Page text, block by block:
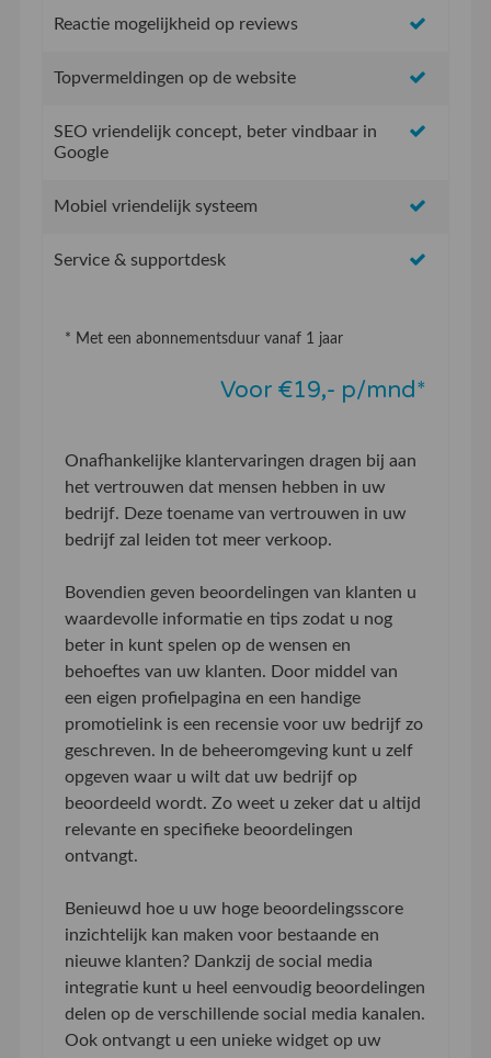
Reactie mogelijkheid op reviews
Topvermeldingen op de website
SEO vriendelijk concept, beter vindbaar in
Google
Mobiel vriendelijk systeem
Service & supportdesk
* Met een abonnementsduur vanaf 1 jaar
Voor €19,- p/mnd*
Onafhankelijke klantervaringen dragen bij aan
het vertrouwen dat mensen hebben in uw
bedrijf. Deze toename van vertrouwen in uw
bedrijf zal leiden tot meer verkoop.
Bovendien geven beoordelingen van klanten u
waardevolle informatie en tips zodat u nog
beter in kunt spelen op de wensen en
behoeftes van uw klanten. Door middel van
een eigen profielpagina en een handige
promotielink is een recensie voor uw bedrijf zo
geschreven. In de beheeromgeving kunt u zelf
opgeven waar u wilt dat uw bedrijf op
beoordeeld wordt. Zo weet u zeker dat u altijd
relevante en specifieke beoordelingen
ontvangt.
Benieuwd hoe u uw hoge beoordelingsscore
inzichtelijk kan maken voor bestaande en
nieuwe klanten? Dankzij de social media
integratie kunt u heel eenvoudig beoordelingen
delen op de verschillende social media kanalen.
Ook ontvangt u een unieke widget op uw